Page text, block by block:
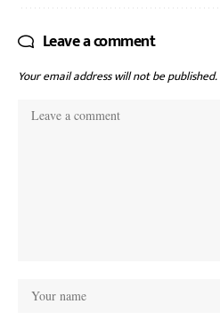
Leave a comment
Your email address will not be published.